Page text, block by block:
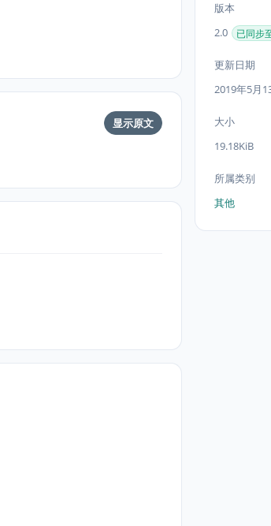
显示原文
版本
2.0
已同步
更新日期
2019年5月
大小
19.18KiB
所属类别
其他